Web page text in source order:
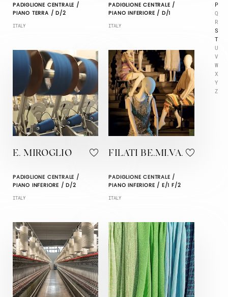
P
Q
R
S
T
U
V
W
X
Y
Z
PADIGLIONE CENTRALE /
PIANO TERRA / D/2
ITALY
PADIGLIONE CENTRALE /
PIANO INFERIORE / D/1
ITALY
E. MIROGLIO
PADIGLIONE CENTRALE /
PIANO INFERIORE / D/2
ITALY
FILATI BE.MI.VA.
PADIGLIONE CENTRALE /
PIANO INFERIORE / E/1 F/2
ITALY